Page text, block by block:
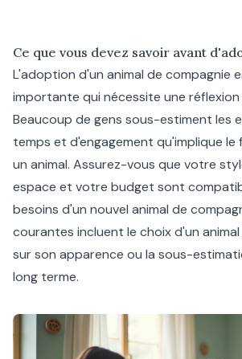
Ce que vous devez savoir avant
L'adoption d'un animal de compagnie
importante qui nécessite une
Beaucoup de gens sous-estiment les
temps et d'engagement qu'implique
un animal. Assurez-vous que votre
espace et votre budget sont
besoins d'un nouvel animal de
courantes incluent le choix d'un
sur son apparence ou la sous-
long terme.